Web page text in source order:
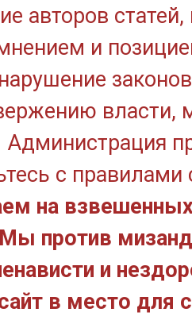
авторов
и
власти,
Администрация
с правилами
на
против
и
в место для